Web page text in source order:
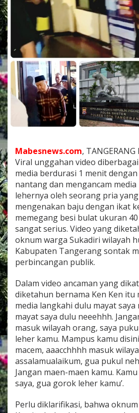
t
a
w
a
n
D
i
l
i
m
p
a
h
n
K
e
P
o
l
r
s
t
a
T
e
r
a
n
g
Mabesnews.com,
Viral unggahan video
media berdurasi 1 menit
nantang dan mengancam
lehernya oleh seorang pria
mengenakan baju dengan ikat
memegang besi bulat ukuran
sangat serius. Video yang
oknum warga Sukadiri wilayah
Kabupaten Tangerang sontak
perbincangan publik.
Dalam video ancaman yang
diketahun bernama Ken Ken itu
media langkahi dulu mayat saya
mayat saya dulu neeehhh.
masuk wilayah orang, saya
leher kamu. Mampus kamu
macem, aaacchhhh masuk
assalamualaikum, gua pukul
Jangan maen-maen kamu.
saya, gua gorok leher kamu’.
Perlu diklarifikasi, bahwa